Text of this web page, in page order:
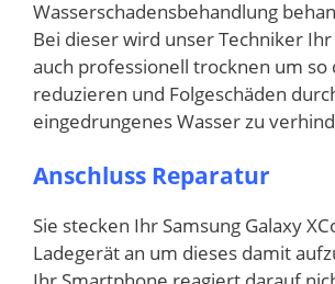
Wasserschadensbehandlung
Bei dieser wird unser Techniker
auch professionell trocknen um so
reduzieren und Folgeschäden
eingedrungenes Wasser zu
Anschluss Reparatur
Sie stecken Ihr Samsung Galaxy
Ladegerät an um dieses damit